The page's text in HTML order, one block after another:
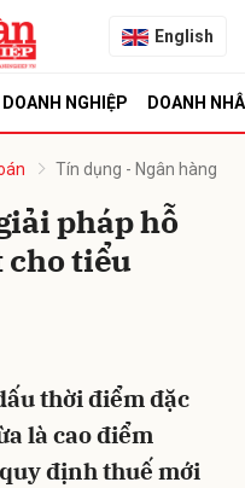
English
DOANH NGHIỆP DOANH
Tín dụng - Ngân hàng
pháp hỗ
cho tiểu
thời điểm đặc
là cao điểm
định thuế mới
Hủy